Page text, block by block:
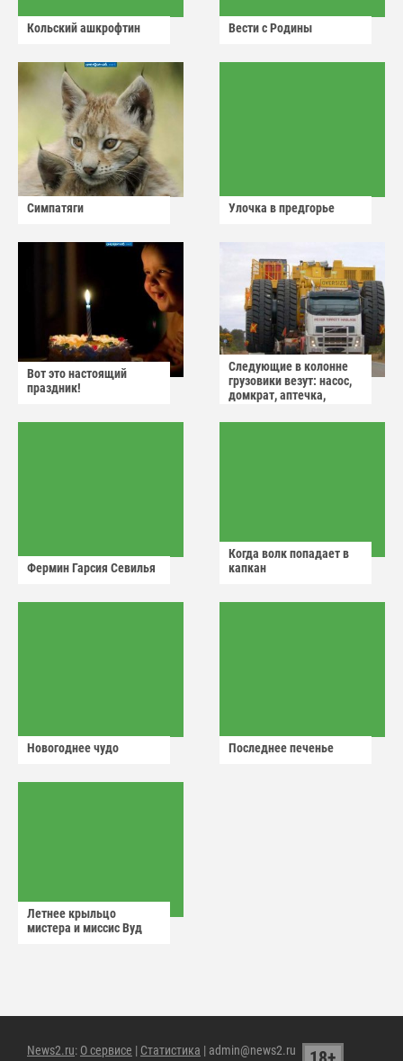
Кольский ашкрофтин Вести с Родины
Симпатяги Улочка в предгорье
Вот это настоящий
праздник!
Следующие в колонне
грузовики везут: насос,
домкрат, аптечка,
Фермин Гарсия Севилья
Когда волк попадает в
капкан
Новогоднее чудо Последнее печенье
Летнее крыльцо
мистера и миссис Вуд
News2.ru: О сервисе | Статистика | admin@news2.ru